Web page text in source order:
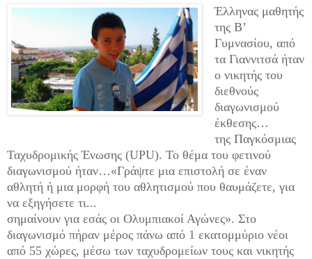
Έλληνας μαθητής
της Β’
Γυμνασίου, από
τα Γιαννιτσά ήταν
ο νικητής του
διεθνούς
διαγωνισμού
έκθεσης…
της Παγκόσμιας
Ταχυδρομικής Ένωσης (UPU). Το θέμα του φετινού
διαγωνισμού ήταν…«Γράψτε μια επιστολή σε έναν
αθλητή ή μια μορφή του αθλητισμού που θαυμάζετε, για
να εξηγήσετε τι...
σημαίνουν για εσάς οι Ολυμπιακοί Αγώνες». Στο
διαγωνισμό πήραν μέρος πάνω από 1 εκατομμύριο νέοι
από 55 χώρες, μέσω των ταχυδρομείων τους και νικητής